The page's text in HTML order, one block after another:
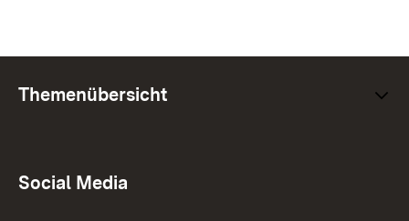
Themenübersicht
Social Media